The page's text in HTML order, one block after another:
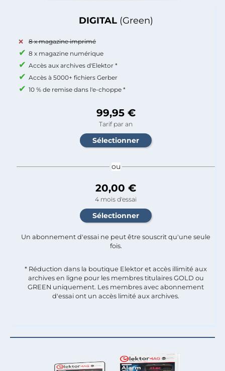
DIGITAL (Green)
8 x magazine imprimé
8 x magazine numérique
Accès aux archives d'Elektor *
Accès à 5000+ fichiers Gerber
10 % de remise dans l'e-choppe *
99,95 €
Tarif par an
ou
20,00 €
4 mois d'essai
Un abonnement d'essai ne peut être souscrit qu'une seule
fois.​
* Réduction dans la boutique Elektor et accès illimité aux
archives en ligne pour les membres titulaires GOLD ou
GREEN uniquement. Les membres avec abonnement
d'essai ont un accès limité aux archives.